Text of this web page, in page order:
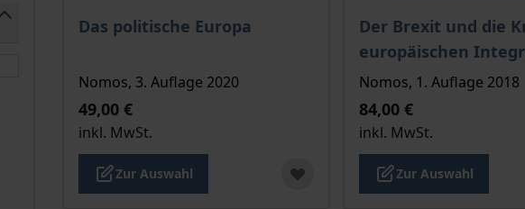
Das politische Europa
Der Preis dieses Titels richtet sich nach der gewählten
Nomos, 3. Auflage 2020
49,00 €
inkl. MwSt.
Zur Auswahl
Der Brexit und die
europäischen
Der Preis dieses Titels
Nomos, 1. Auflage 2018
84,00 €
inkl. MwSt.
Zur Auswahl